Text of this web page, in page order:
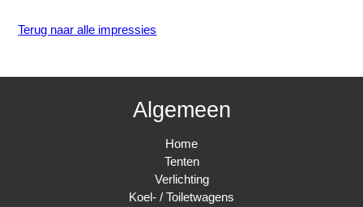
Terug naar alle impressies
Algemeen
Home
Tenten
Verlichting
Koel- / Toiletwagens